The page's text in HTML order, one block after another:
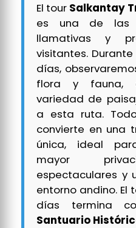
El tour Salkantay
es una de las
llamativas y
visitantes.
días,
flora y fauna,
variedad de
a esta ruta.
convierte en una
única, ideal
mayor
espectaculares y
entorno andino. El
días termina
Santuario